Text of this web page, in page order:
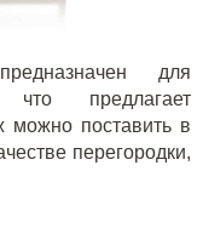
предназначен для
что предлагает
можно поставить в
перегородки,